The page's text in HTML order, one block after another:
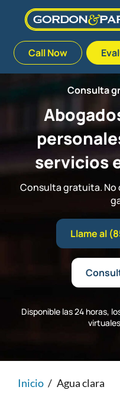
Skip
content
Call Now
Palm Beach
Plantation
Stuart
West Palm Beach
Back
Accidentes de auto
Negligencia Médica
Abuso en Hogar
Ulceras/Lesiones
Responsabilidad
Lesiones
Compensación a
Admiralty &
Back
Conoce nuestro
Veterans Affairs
Client Reviews
Our Fees
Carreras
Back
Defective Drugs
Defective Medical
Defective Products
Recalls &
Consumer Fraud
Back
Consulta
servicios
Consulta gratuita. No
Llame al
Disponible las 24 horas,
Inicio / Agua clara